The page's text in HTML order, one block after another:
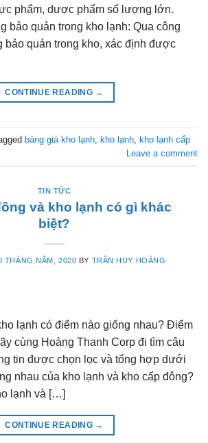
phẩm, dược phẩm số lượng lớn.
bảo quản trong kho lạnh: Qua công
quản trong kho, xác định được
CONTINUE READING →
bảng giá kho lạnh kho lạnh kho lạnh cấp
Leave a comment
TIN TỨC
và kho lạnh có gì khác
biệt?
THÁNG NĂM, 2020 BY TRẦN HUY HOÀNG
lạnh có điểm nào giống nhau? Điểm
cùng Hoàng Thanh Corp đi tìm câu
tin được chọn lọc và tổng hợp dưới
nhau của kho lạnh và kho cấp đông?
lạnh và […]
CONTINUE READING →